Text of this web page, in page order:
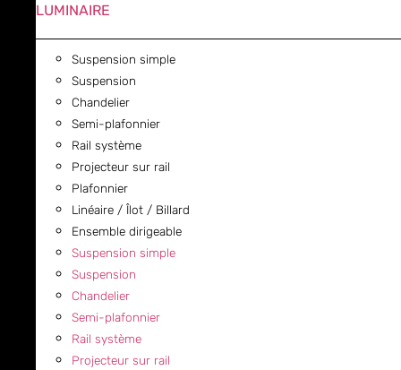
LUMINAIRE
Suspension simple
Suspension
Chandelier
Semi-plafonnier
Rail système
Projecteur sur rail
Plafonnier
Linéaire / Îlot / Billard
Ensemble dirigeable
Suspension simple
Suspension
Chandelier
Semi-plafonnier
Rail système
Projecteur sur rail